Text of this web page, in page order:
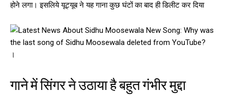
होने लगा। इसलिये यूट्यूब ने यह गाना कुछ घंटों का बाद ही डिलीट कर दिया
।
गाने में सिंगर ने उठाया है बहुत गंभीर मुद्दा